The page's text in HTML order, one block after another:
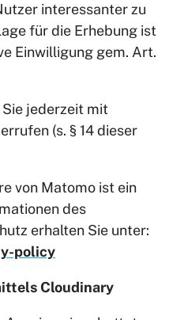
interessanter zu
für die Erhebung ist
Einwilligung gem. Art.
jederzeit mit
(s. § 14 dieser
von Matomo ist ein
des
erhalten Sie unter:
policy
Cloudinary